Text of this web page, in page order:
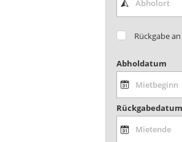
Rückgabe
Abholdatum
Rückgabedatum